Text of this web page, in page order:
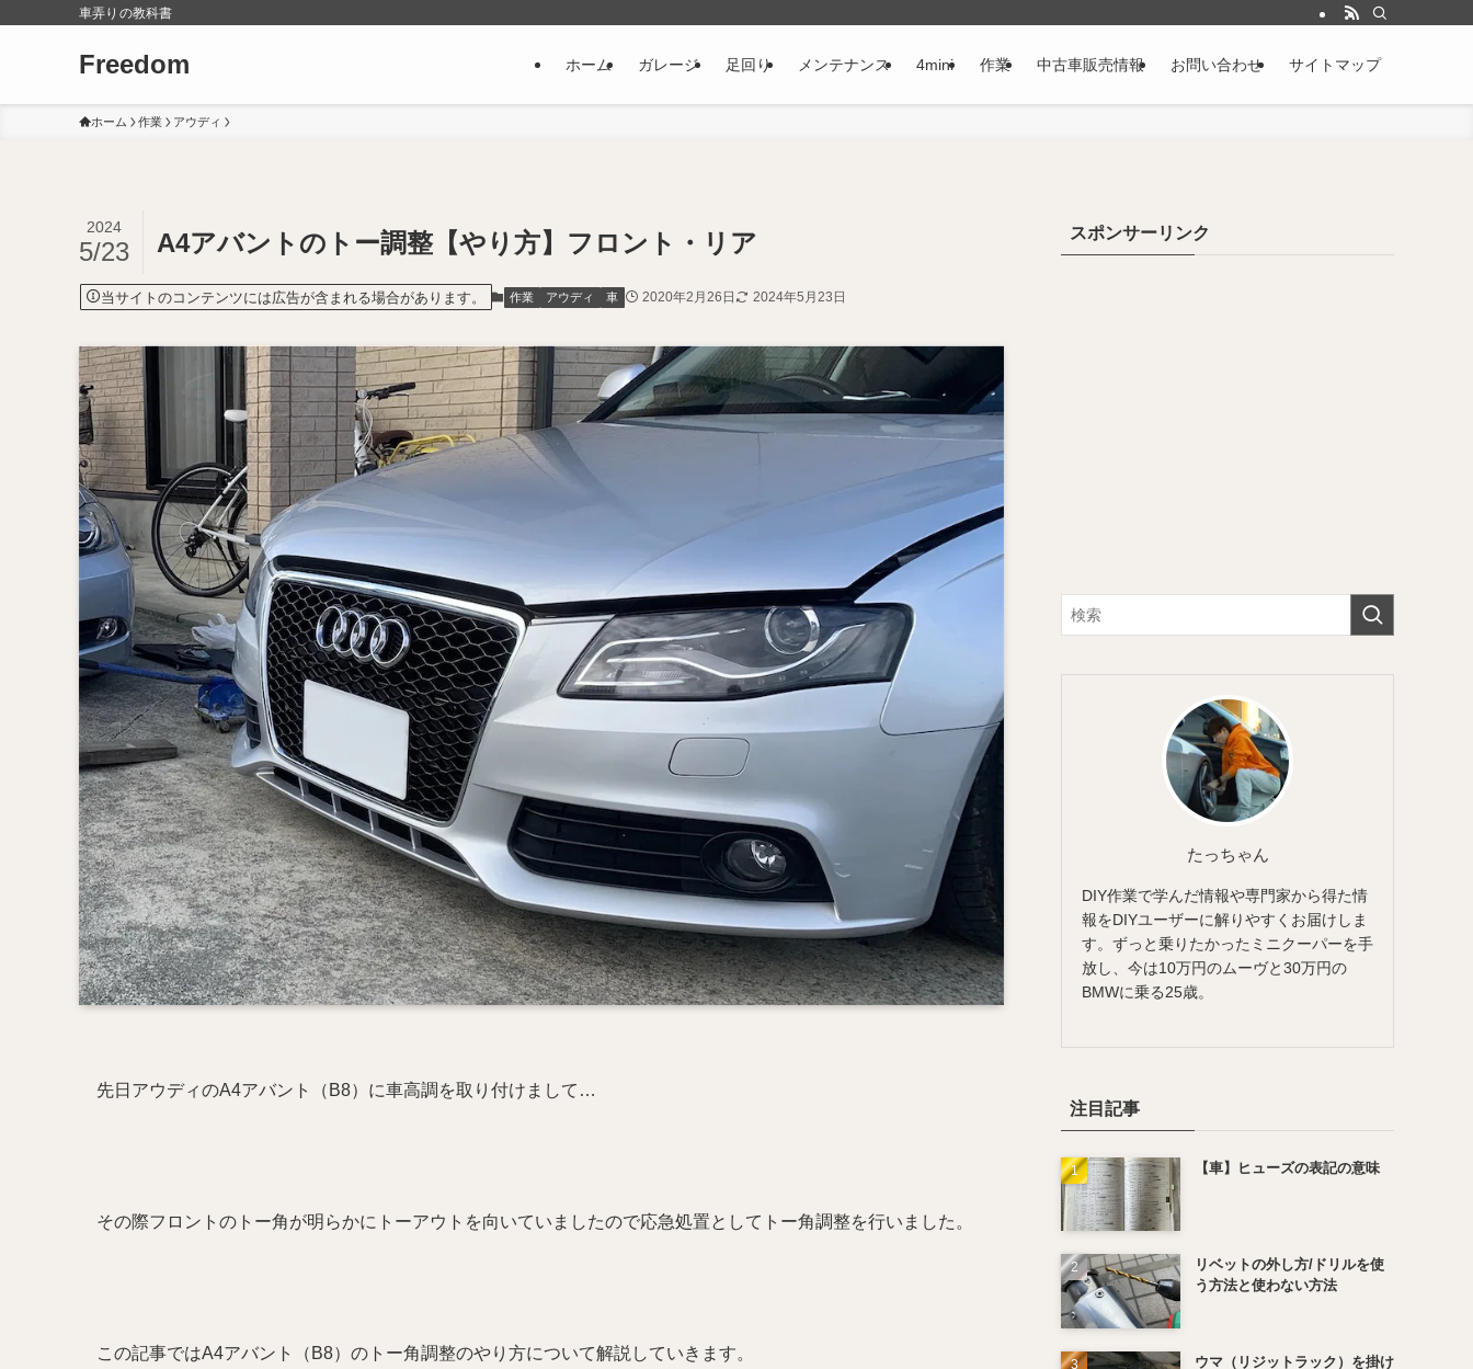
車弄りの教科書
Freedom ホーム ガレージ 足回り メンテナンス 4mini 作業 中古車販売情報 お問い合わせ サイトマップ
ホーム 作業 アウディ
A4アバントのトー調整【やり方】フロント・リア
2024
5/23
当サイトのコンテンツには広告が含まれる場合があります。 作業 アウディ 車 2020年2月26日 2024年5月23日
先日アウディのA4アバント（B8）に車高調を取り付けまして…
その際フロントのトー角が明らかにトーアウトを向いていましたので応急処置としてトー角調整を行いました。
この記事ではA4アバント（B8）のトー角調整のやり方について解説していきます。
スポンサーリンク
たっちゃん
DIY作業で学んだ情報や専門家から得た情
報をDIYユーザーに解りやすくお届けしま
す。ずっと乗りたかったミニクーパーを手
放し、今は10万円のムーヴと30万円の
BMWに乗る25歳。
注目記事
【車】ヒューズの表記の意味
リベットの外し方/ドリルを使
う方法と使わない方法
ウマ（リジットラック）を掛け